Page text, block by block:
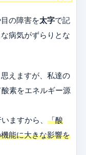
の障害を太字で記
病気がずらりとな
えますが、私達の
素をエネルギー源
ますから、 「酸
能に大きな影響を